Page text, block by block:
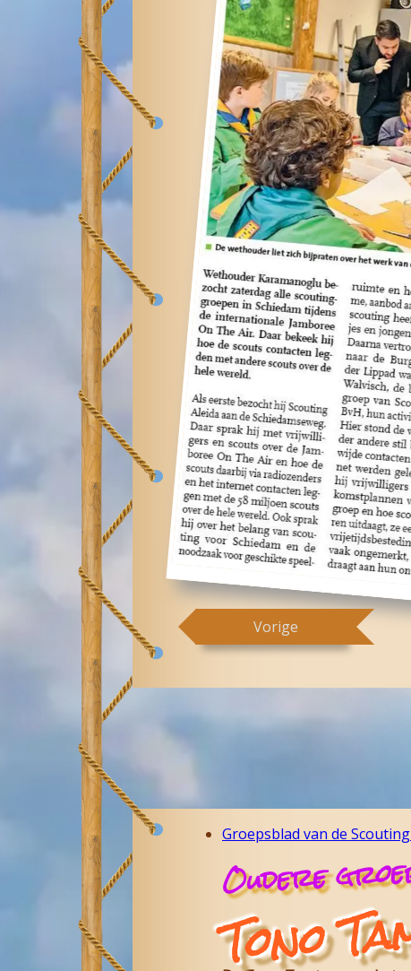
Vorige
Groepsblad van de
Oudere
Tono